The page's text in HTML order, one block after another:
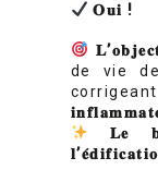
𝐎𝐮𝐢 !
𝐋’
de vie
𝐋𝐞
𝐥’𝐞